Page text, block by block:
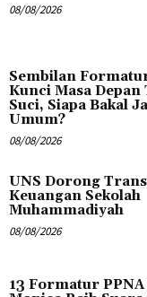
08/08/2026
Sembilan
Kunci Masa Depan
Suci, Siapa Bakal
Umum?
08/08/2026
UNS Dorong
Keuangan Sekolah
Muhammadiyah
08/08/2026
13 Formatur